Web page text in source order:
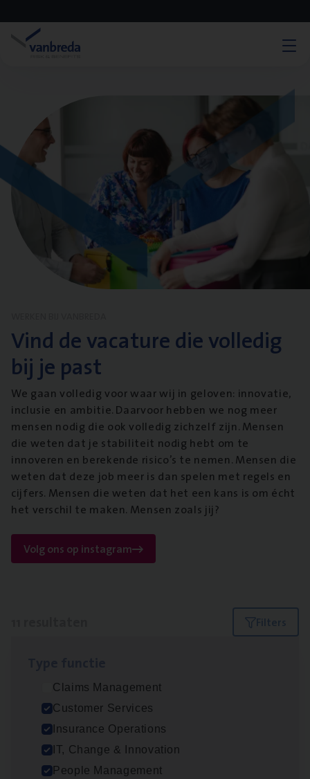
Vind de vacature die volledig
bij je past
We gaan volledig voor waar wij in geloven: innovatie,
inclusie en ambitie. Daarvoor hebben we nog meer
mensen nodig die ook volledig zichzelf zijn. Mensen
die weten dat je stabiliteit nodig hebt om te
innoveren en berekende risico’s te nemen. Mensen die
weten dat deze job meer is dan spelen met regels en
cijfers. Mensen die weten dat het een kans is om écht
het verschil te maken. Mensen zoals jij?
Volg ons op instagram
Filters
Claims Management
Customer Services
Insurance Operations
IT, Change & Innovation
People Management
Dos­sier­be­heer­der ver­ze­ke­rin­gen — Soci­al
Pro­fit en Public
Insurance Operations
Antwerpen